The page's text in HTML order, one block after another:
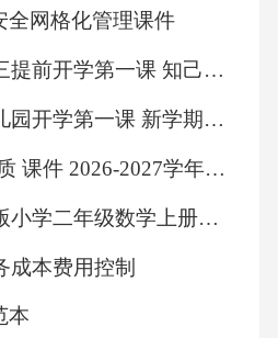
况，对合同进行修改或
样性和优先性5.1甲方、
5.2各方应根据甲方的要
最大化，并优先满足甲方
寻求与甲方的合作机
价值和利益。第六条争
合同过程中发生的争
商解决。6.2如协商不
全网格化管理课件
2026年秋季高三提前开学第一课 知己知彼百战不殆
2026年秋季幼儿园开学第一课 新学期收心教育课件
1.5.1 矩形的性质 课件 2026-2027学年湘教版八年级数学下册
2026年北师大版小学二年级数学上册第4单元《乘法、除法二》完整教案
成本费用控制
本